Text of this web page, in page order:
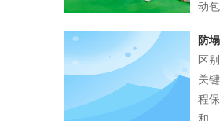
动
防
区
关
程